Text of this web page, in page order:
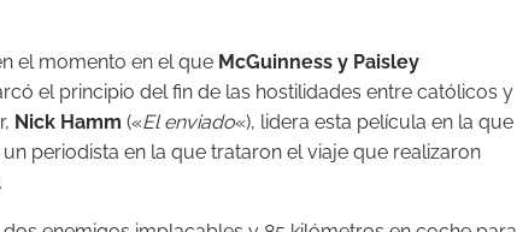
el momento en el que McGuinness y Paisley
el principio del fin de las hostilidades entre católicos y
Nick Hamm («El enviado«), lidera esta película en la que
periodista en la que trataron el viaje que realizaron